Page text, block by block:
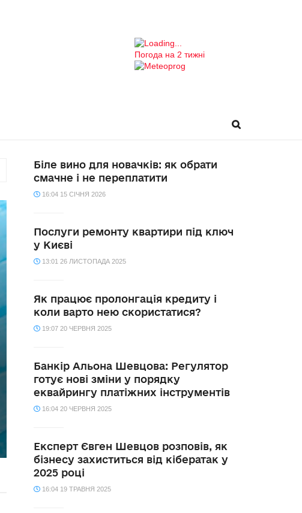
Погода на 2 тижні
Біле вино для новачків: як обрати
смачне і не переплатити
16:04 15 СІЧНЯ 2026
Послуги ремонту квартири під ключ
у Києві
13:01 26 ЛИСТОПАДА 2025
Як працює пролонгація кредиту і
коли варто нею скористатися?
19:07 20 ЧЕРВНЯ 2025
Банкір Альона Шевцова: Регулятор
готує нові зміни у порядку
еквайрингу платіжних інструментів
16:04 20 ЧЕРВНЯ 2025
Експерт Євген Шевцов розповів, як
бізнесу захиститься від кібератак у
2025 році
16:04 19 ТРАВНЯ 2025